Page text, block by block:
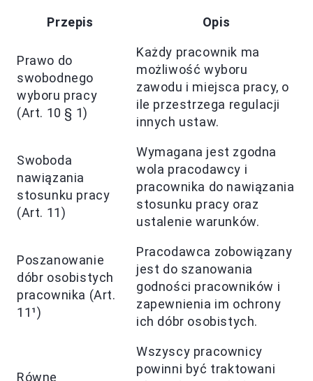
Przepis Opis
Prawo do
swobodnego
wyboru pracy
(Art. 10 § 1)
Każdy pracownik ma
możliwość wyboru
zawodu i miejsca pracy, o
ile przestrzega regulacji
innych ustaw.
Swoboda
nawiązania
stosunku pracy
(Art. 11)
Wymagana jest zgodna
wola pracodawcy i
pracownika do nawiązania
stosunku pracy oraz
ustalenie warunków.
Poszanowanie
dóbr osobistych
pracownika (Art.
11¹)
Pracodawca zobowiązany
jest do szanowania
godności pracowników i
zapewnienia im ochrony
ich dóbr osobistych.
Równe
Wszyscy pracownicy
powinni być traktowani